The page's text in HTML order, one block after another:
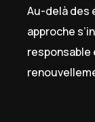
Au-delà des
approche
responsable